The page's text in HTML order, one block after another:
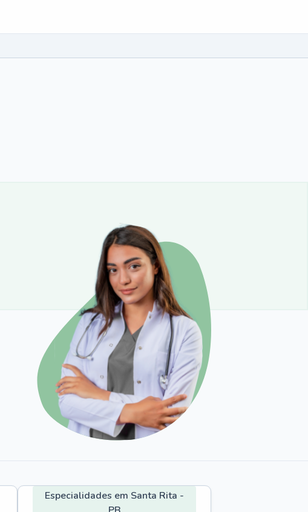
Especialidades em Santa Rita -